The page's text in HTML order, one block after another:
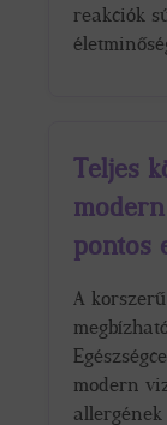
reakciók
Teljes
pontos
A
modern